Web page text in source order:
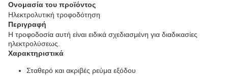
Ονομασία του προϊόντος
Ηλεκτρολυτική τροφοδότηση
Περιγραφή
Η τροφοδοσία αυτή είναι ειδικά σχεδιασμένη για διαδικασίες
ηλεκτρολύσεως.
Χαρακτηριστικά
Σταθερό και ακριβές ρεύμα εξόδου